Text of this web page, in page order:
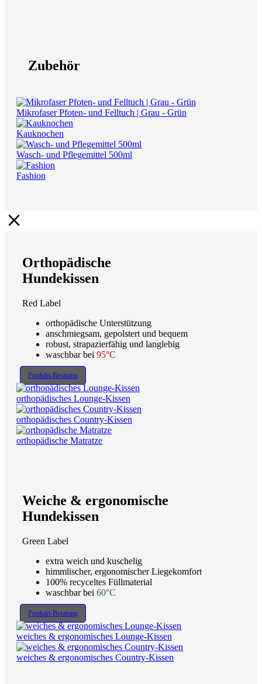
Zubehör
Mikrofaser Pfoten- und Felltuch | Grau - Grün
Kauknochen
Wasch- und Pflegemittel 500ml
Fashion
Orthopädische
Hundekissen
Red Label
orthopädische Unterstützung
anschmiegsam, gepolstert und bequem
robust, strapazierfähig und langlebig
waschbar bei 95°C
Produkt-Beratung
orthopädisches Lounge-Kissen
orthopädisches Country-Kissen
orthopädische Matratze
Weiche & ergonomische
Hundekissen
Green Label
extra weich und kuschelig
himmlischer, ergonomischer Liegekomfort
100% recyceltes Füllmaterial
waschbar bei 60°C
Produkt-Beratung
weiches & ergonomisches Lounge-Kissen
weiches & ergonomisches Country-Kissen